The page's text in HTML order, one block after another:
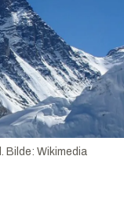
Bilde: Wikimedia